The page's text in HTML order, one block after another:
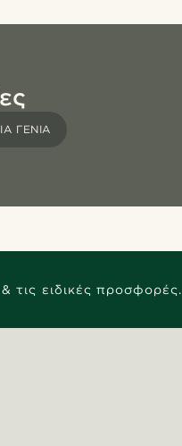
ΓΈΝΙΑ
τις ειδικές προσφορές.